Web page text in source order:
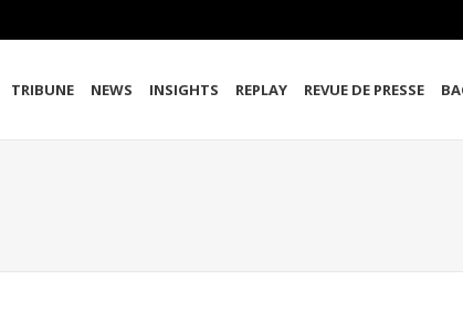
TRIBUNE NEWS INSIGHTS REPLAY REVUE DE PRESSE